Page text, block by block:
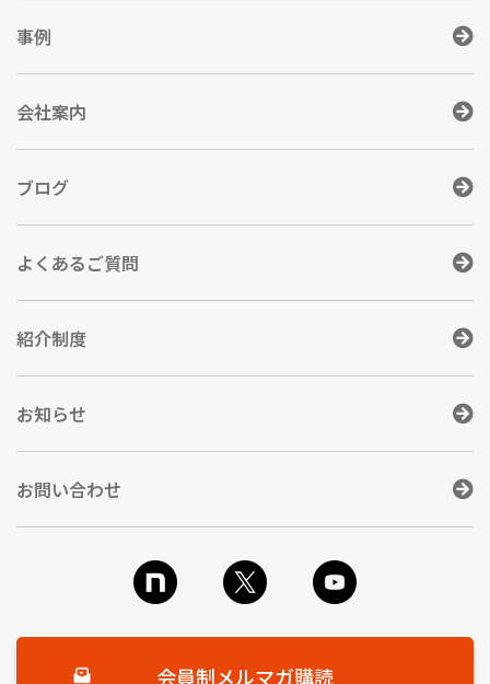
事例
会社案内
ブログ
よくあるご質問
紹介制度
お知らせ
お問い合わせ
会員制メルマガ購読